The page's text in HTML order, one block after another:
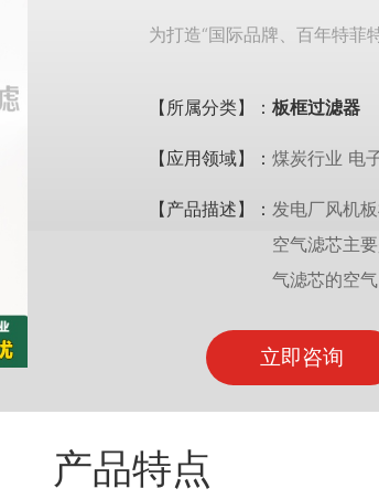
为打造“国际品牌、百年特菲
【所属分类】： 板框过滤器
【应用领域】： 煤炭行业 电
【产品描述】： 发电厂风机
空气滤芯主
气滤芯的空
立即咨询
产品特点